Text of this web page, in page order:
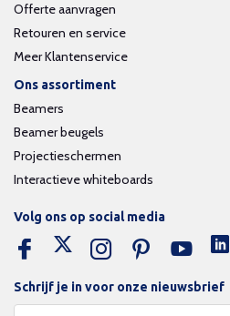
Offerte aanvragen
Retouren en service
Meer Klantenservice
Ons assortiment
Beamers
Beamer beugels
Projectieschermen
Interactieve whiteboards
Schrijf je in voor onze nieuwsbrief
Volg ons op social media